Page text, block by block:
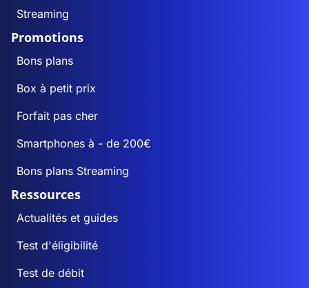
Streaming
Promotions
Bons plans
Box à petit prix
Forfait pas cher
Smartphones à - de 200€
Bons plans Streaming
Ressources
Actualités et guides
Test d'éligibilité
Test de débit